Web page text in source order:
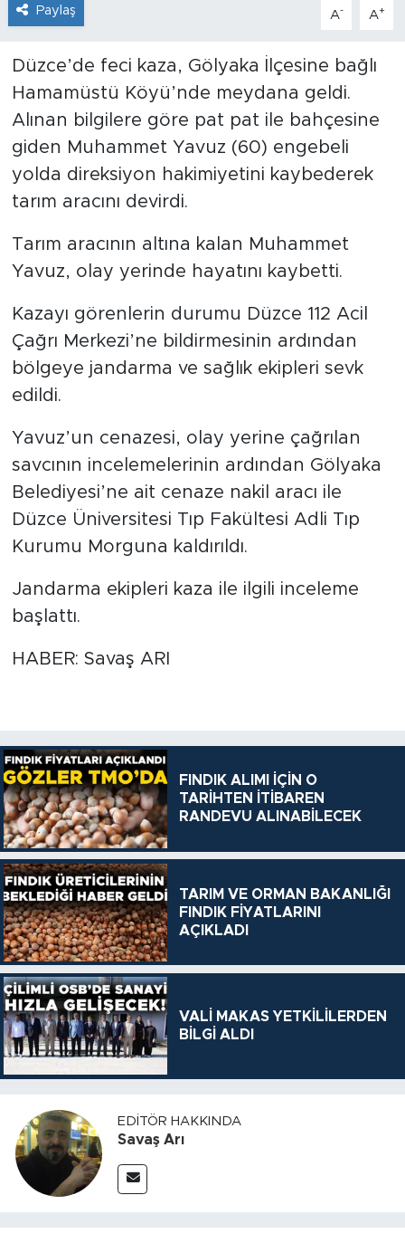
Paylaş A- A+
Düzce’de feci kaza, Gölyaka İlçesine bağlı
Hamamüstü Köyü’nde meydana geldi.
Alınan bilgilere göre pat pat ile bahçesine
giden Muhammet Yavuz (60) engebeli
yolda direksiyon hakimiyetini kaybederek
tarım aracını devirdi.
Tarım aracının altına kalan Muhammet
Yavuz, olay yerinde hayatını kaybetti.
Kazayı görenlerin durumu Düzce 112 Acil
Çağrı Merkezi’ne bildirmesinin ardından
bölgeye jandarma ve sağlık ekipleri sevk
edildi.
Yavuz’un cenazesi, olay yerine çağrılan
savcının incelemelerinin ardından Gölyaka
Belediyesi’ne ait cenaze nakil aracı ile
Düzce Üniversitesi Tıp Fakültesi Adli Tıp
Kurumu Morguna kaldırıldı.
Jandarma ekipleri kaza ile ilgili inceleme
başlattı.
HABER: Savaş ARI
FINDIK ALIMI İÇİN O
TARİHTEN İTİBAREN
RANDEVU ALINABİLECEK
TARIM VE ORMAN BAKANLIĞI
FINDIK FİYATLARINI
AÇIKLADI
VALİ MAKAS YETKİLİLERDEN
BİLGİ ALDI
EDITÖR HAKKINDA
Savaş Arı